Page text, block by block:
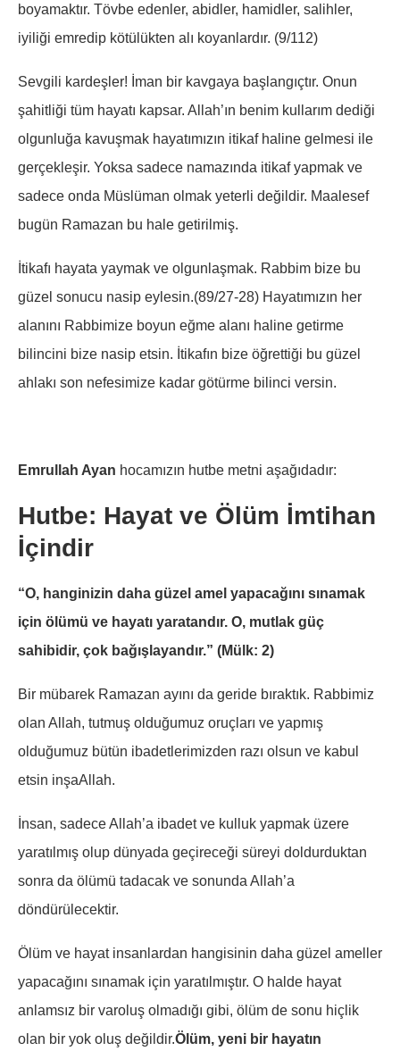
boyamaktır. Tövbe edenler, abidler, hamidler, salihler,
iyiliği emredip kötülükten alı koyanlardır. (9/112)
Sevgili kardeşler! İman bir kavgaya başlangıçtır. Onun
şahitliği tüm hayatı kapsar. Allah’ın benim kullarım dediği
olgunluğa kavuşmak hayatımızın itikaf haline gelmesi ile
gerçekleşir. Yoksa sadece namazında itikaf yapmak ve
sadece onda Müslüman olmak yeterli değildir. Maalesef
bugün Ramazan bu hale getirilmiş.
İtikafı hayata yaymak ve olgunlaşmak. Rabbim bize bu
güzel sonucu nasip eylesin.(89/27-28) Hayatımızın her
alanını Rabbimize boyun eğme alanı haline getirme
bilincini bize nasip etsin. İtikafın bize öğrettiği bu güzel
ahlakı son nefesimize kadar götürme bilinci versin.
Emrullah Ayan hocamızın hutbe metni aşağıdadır:
Hutbe: Hayat ve Ölüm İmtihan
İçindir
“O, hanginizin daha güzel amel yapacağını sınamak
için ölümü ve hayatı yaratandır. O, mutlak güç
sahibidir, çok bağışlayandır.” (Mülk: 2)
Bir mübarek Ramazan ayını da geride bıraktık. Rabbimiz
olan Allah, tutmuş olduğumuz oruçları ve yapmış
olduğumuz bütün ibadetlerimizden razı olsun ve kabul
etsin inşaAllah.
İnsan, sadece Allah’a ibadet ve kulluk yapmak üzere
yaratılmış olup dünyada geçireceği süreyi doldurduktan
sonra da ölümü tadacak ve sonunda Allah’a
döndürülecektir.
Ölüm ve hayat insanlardan hangisinin daha güzel ameller
yapacağını sınamak için yaratılmıştır. O halde hayat
anlamsız bir varoluş olmadığı gibi, ölüm de sonu hiçlik
olan bir yok oluş değildir.Ölüm, yeni bir hayatın